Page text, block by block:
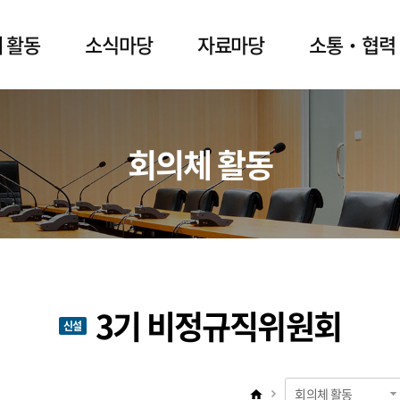
활동 소식마당 자료마당 소통‧협력
회의체 활동
신설 3기 비정규직위원회
회의체 활동